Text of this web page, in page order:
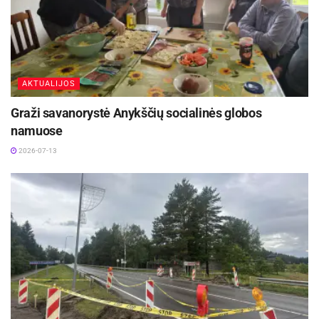
Parodos pristatymo programoje: VGŽIM Samuelio Bako
muziejaus vyr. kuratorės Ievos Šadzevičienės žodis, gyvos
Arkadijaus Gotesmano perkusinės improvizacijos, prisiminimai ir
asmeninės istorijos. Rhonos Gorvy darbų paroda Kurklių
sinagogoje bus eksponuojama iki š. m. rugsėjo 13 d.
veikia istorijos muziejus, čia vyksta kultūriniai renginiai ir
koncertai, organizuojami edukaciniai užsiėmimai, parodų
atidarymai. Nuo gegužės 30 dienos sinagogoje veiks Linos
Bekerienės keramikos darbų paroda, o nuo liepos 30 dienos –
Moišės Dovydo Osinskio kurto, „Burton“ prekės ženklo, švarko
paroda. Rugsėjo 6 dieną Kurkliuose vyks Europos žydų kultūros
diena: susipažinsime su košerine virtuve ir klezmerių muzika.
AKTUALIJOS
Graži savanorystė Anykščių socialinės globos
namuose
2026-07-13